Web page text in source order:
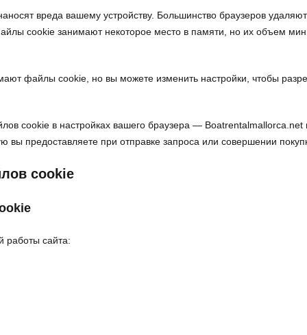
вреда вашему устройству. Большинство браузеров
cookie занимают некоторое место в памяти, но их объем
файлы cookie, но вы можете изменить настройки, чтобы
cookie в настройках вашего браузера —
предоставляете при отправке запроса или совершении
cookie
работы сайта: